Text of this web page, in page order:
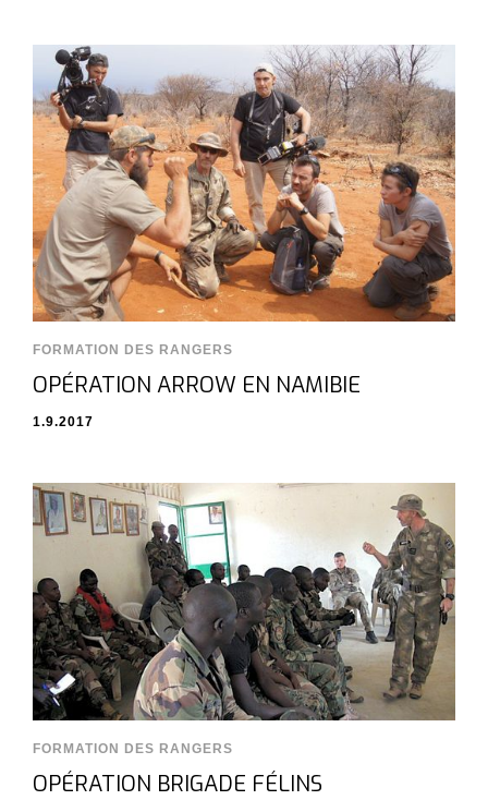
FORMATION DES RANGERS
OPÉRATION ARROW EN NAMIBIE
1.9.2017
FORMATION DES RANGERS
OPÉRATION BRIGADE FÉLINS